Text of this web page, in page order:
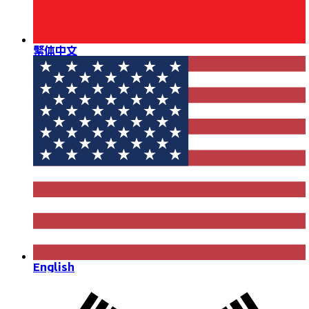
繁体中文
English